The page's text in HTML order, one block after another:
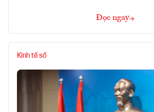
Đọc ngay
Kinh tế số